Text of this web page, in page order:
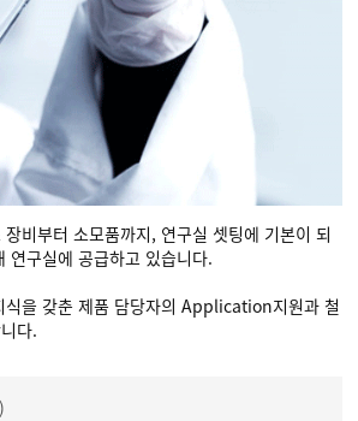
비부터 소모품까지, 연구실 셋팅에 기본이 되
연구실에 공급하고 있습니다.
식을 갖춘 제품 담당자의 Application지원과 철
다.